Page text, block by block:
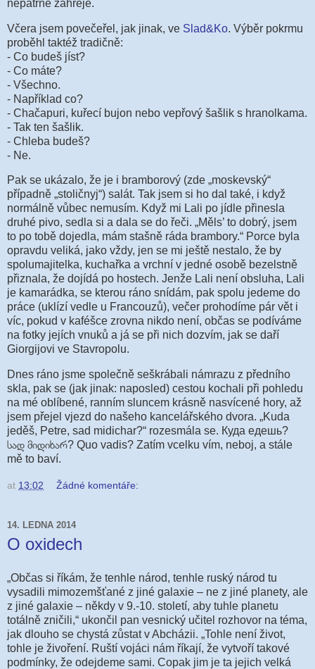
nepatrně zahřeje.
Včera jsem povečeřel, jak jinak, ve Slad&Ko. Výběr pokrmu
proběhl taktéž tradičně:
- Co budeš jíst?
- Co máte?
- Všechno.
- Například co?
- Chačapuri, kuřecí bujon nebo vepřový šašlik s hranolkama.
- Tak ten šašlik.
- Chleba budeš?
- Ne.
Pak se ukázalo, že je i bramborový (zde „moskevský“
případně „stoličnyj“) salát. Tak jsem si ho dal také, i když
normálně vůbec nemusím. Když mi Lali po jídle přinesla
druhé pivo, sedla si a dala se do řeči. „Měls’ to dobrý, jsem
to po tobě dojedla, mám stašně ráda brambory.“ Porce byla
opravdu veliká, jako vždy, jen se mi ještě nestalo, že by
spolumajitelka, kuchařka a vrchní v jedné osobě bezelstně
přiznala, že dojídá po hostech. Jenže Lali není obsluha, Lali
je kamarádka, se kterou ráno snídám, pak spolu jedeme do
práce (uklízí vedle u Francouzů), večer prohodíme pár vět i
víc, pokud v kaféšce zrovna nikdo není, občas se podíváme
na fotky jejích vnuků a já se při nich dozvím, jak se daří
Giorgijovi ve Stavropolu.
Dnes ráno jsme společně seškrábali námrazu z předního
skla, pak se (jak jinak: naposled) cestou kochali při pohledu
na mé oblíbené, ranním sluncem krásně nasvícené hory, až
jsem přejel vjezd do našeho kancelářského dvora. „Kuda
jeděš, Petre, sad midichar?“ rozesmála se. Куда едешь?
სად მიდიხარ? Quo vadis? Zatím vcelku vím, neboj, a stále
mě to baví.
at 13:02 Žádné komentáře:
14. LEDNA 2014
O oxidech
„Občas si říkám, že tenhle národ, tenhle ruský národ tu
vysadili mimozemšťané z jiné galaxie – ne z jiné planety, ale
z jiné galaxie – někdy v 9.-10. století, aby tuhle planetu
totálně zničili,“ ukončil pan vesnický učitel rozhovor na téma,
jak dlouho se chystá zůstat v Abcházii. „Tohle není život,
tohle je živoření. Ruští vojáci nám říkají, že vytvoří takové
podmínky, že odejdeme sami. Copak jim je ta jejich velká